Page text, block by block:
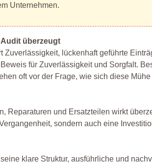
Unternehmen.
überzeugt
Zuverlässigkeit, lückenhaft geführte
für Zuverlässigkeit und Sorgfalt.
oft vor der Frage, wie sich diese
Reparaturen und Ersatzteilen wirkt
sondern auch eine
klare Struktur, ausführliche und